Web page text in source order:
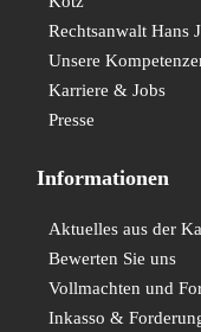
Rechtsanwalt Hans
Unsere
Karriere & Jobs
Presse
Informationen
Aktuelles aus der
Bewerten Sie uns
Vollmachten und
Inkasso &